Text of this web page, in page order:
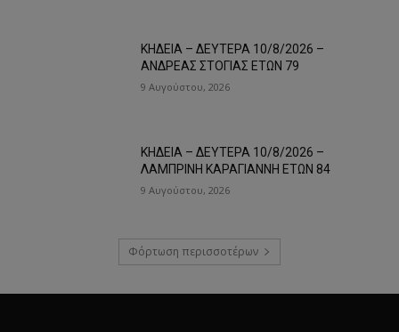
ΚΗΔΕΙΑ – ΔΕΥΤΕΡΑ 10/8/2026 –
ΑΝΔΡΕΑΣ ΣΤΟΓΙΑΣ ΕΤΩΝ 79
9 Αυγούστου, 2026
ΚΗΔΕΙΑ – ΔΕΥΤΕΡΑ 10/8/2026 –
ΛΑΜΠΡΙΝΗ ΚΑΡΑΓΙΑΝΝΗ ΕΤΩΝ 84
9 Αυγούστου, 2026
Φόρτωση περισσοτέρων